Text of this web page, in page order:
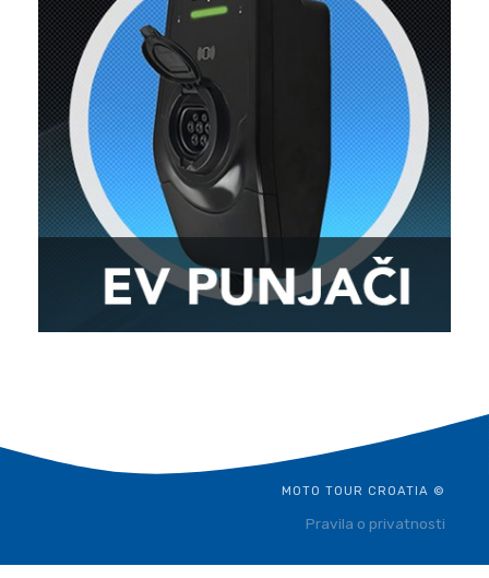
MOTO TOUR CROATIA ©
Pravila o privatnosti